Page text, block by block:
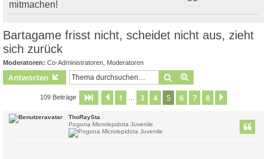
mitmachen!
Bartagame frisst nicht, scheidet nicht aus, zieht
sich zurück
Moderatoren: Co-Administratoren Moderatoren
Antworten Suche
109 Beiträge Seite von 8
Vorherige
1 3 4 5 6 7 8
ThoRaySta
Pogona Microlepidota Juvenile